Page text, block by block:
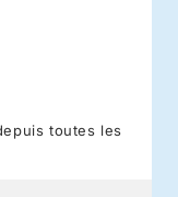
toutes les